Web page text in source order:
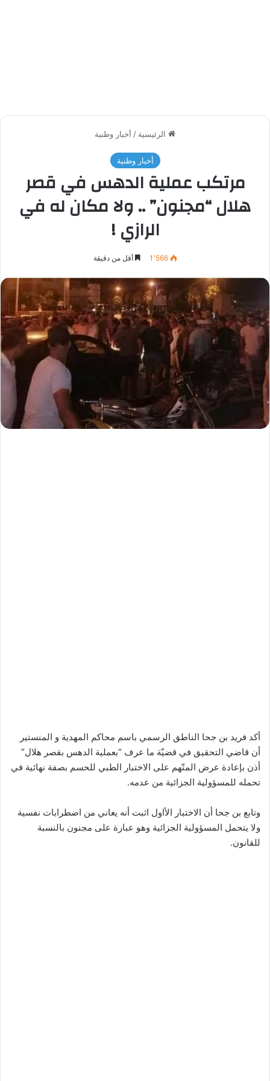
الرئيسية / أخبار وطنية
أخبار وطنية
مرتكب عملية الدهس في قصر
هلال “مجنون” .. ولا مكان له في
الرازي !
1٬566 أقل من دقيقة
أكد فريد بن جحا الناطق الرسمي باسم محاكم المهدية و المنستير
أن قاضي التحقيق في قضيّة ما عرف “بعملية الدهس بقصر هلال”
أذن بإعادة عرض المتّهم على الاختبار الطبي للحسم بصفة نهائية في
تحمله للمسؤولية الجزائية من عدمه.
وتابع بن جحا أن الاختبار الأاول اثبت أنه يعاني من اضطرابات نفسية
ولا يتحمل المسؤولية الجزائية وهو عبارة على مجنون بالنسبة
للقانون.